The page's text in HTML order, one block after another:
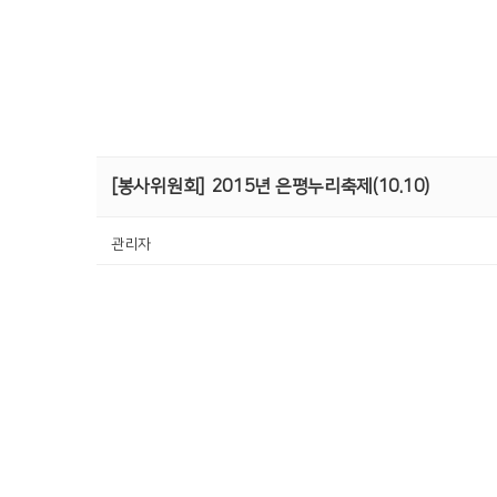
[봉사위원회] 2015년 은평누리축제(10.10)
관리자